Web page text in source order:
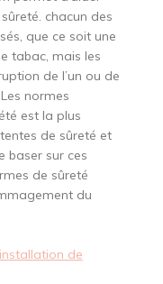
chacun des
que ce soit une
tabac, mais les
de l’un ou de
normes
est la plus
de sûreté et
baser sur ces
de sûreté
du
de